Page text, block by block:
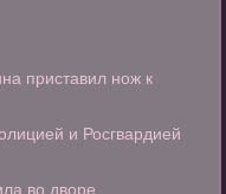
приставил нож к
и Росгвардией
во дворе